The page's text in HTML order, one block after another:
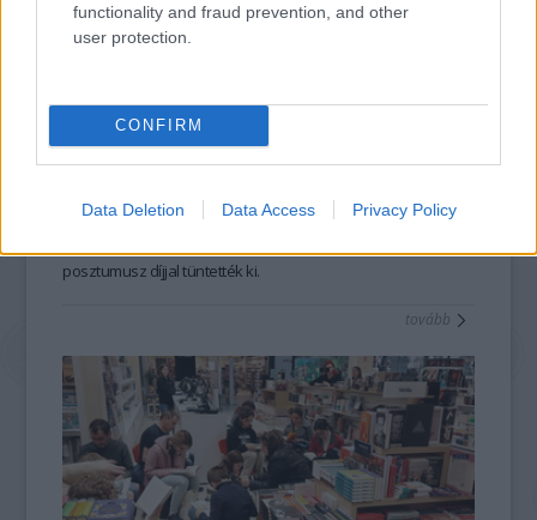
functionality and fraud prevention, and other
user protection.
CONFIRM
Data Deletion Data Access Privacy Policy
Azahriah, Beton.Hofi és Pogány Induló is az
idei Artisjus díjazottak között
2024. 05. 07.|Kultúrpart
Idén is kiosztották könnyű- és komolyzenei kategóriákban az
Artisjus-díjakat:összesen tizenhárom zeneszerző, szövegíró
posztumusz díjjal tüntették ki.
tovább